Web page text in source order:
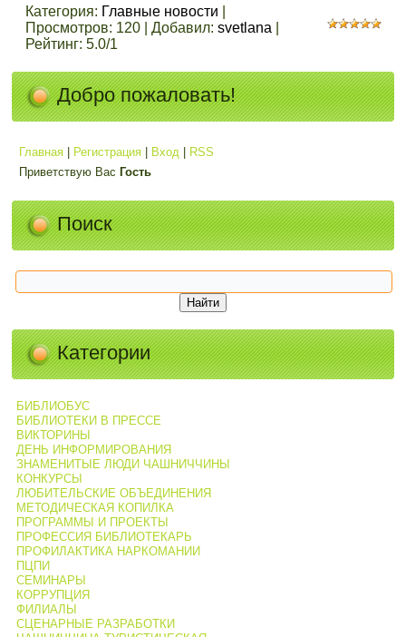
Категория: Главные новости
Просмотров: 120 |Добавил: svetlana
Рейтинг: 5.0/1
Добро пожаловать!
Главная Регистрация Вход
RSS
Приветствую Вас Гость
Поиск
Категории
БИБЛИОБУС
БИБЛИОТЕКИ В ПРЕССЕ
ВИКТОРИНЫ
ДЕНЬ ИНФОРМИРОВАНИЯ
ЗНАМЕНИТЫЕ ЛЮДИ ЧАШНИЧЧИНЫ
КОНКУРСЫ
ЛЮБИТЕЛЬСКИЕ ОБЪЕДИНЕНИЯ
МЕТОДИЧЕСКАЯ КОПИЛКА
ПРОГРАММЫ И ПРОЕКТЫ
ПРОФЕССИЯ БИБЛИОТЕКАРЬ
ПРОФИЛАКТИКА НАРКОМАНИИ
ПЦПИ
СЕМИНАРЫ
КОРРУПЦИЯ
ФИЛИАЛЫ
СЦЕНАРНЫЕ РАЗРАБОТКИ